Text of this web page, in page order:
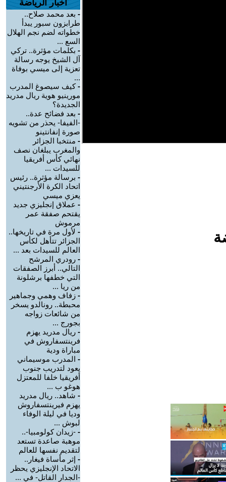
اخبار الرياضة
- بعد محمد صلاح..
طرابزون سبور يبدأ
خطواته لضم نجم الهلال
السع ...
- بكلمات مؤثرة.. تركي
آل الشيخ يوجه رسالة
تعزية إلى ميسي بوفاة
...
-كيف سيصوغ المدرب
مورينيو هوية ريال مدريد
الجديدة؟
- بعد فضائح عدة..
-الفيفا- يحذر من تشويه
صورة إنفانتينو
- منتخبا الجزائر
والمغرب يبلغان نصف
نهائي كأس أفريقيا
للسيدات ...
- برسالة مؤثرة.. رئيس
اتحاد الكرة الأرجنتيني
يعزي ميسي
- عملاق إنجليزي جديد
يقتحم صفقة عمر
مرموش
- لأول مرة في تاريخها..
الجزائر تتأهل لكأس
العالم للسيدات بعد ...
- رودري المرشح
التالي.. أبرز الصفقات
التي خطفها برشلونة
من ريا ...
- زفاف وهمي وجماهير
محبطة.. رونالدو يسخر
من شائعات زواجه
بجورج ...
- ريال مدريد يهزم
فرينتسفاروش في
مباراة ودية
- المدرب موسيماني
يعود لتدريب جنوب
أفريقيا خلفا للمعتزل
هوغو ب ...
- شاهد.. ريال مدريد
يهزم فيرينتسفاروش
وديا في ليلة الوفاء
لبوش ...
- -زيدان كولومبيا-..
موهبة صاعدة تستعد
لتقديم نفسها للعالم
- إثر مأساة فيغار..
الاتحاد الإنجليزي يحظر
-الجدار القاتل- في ...